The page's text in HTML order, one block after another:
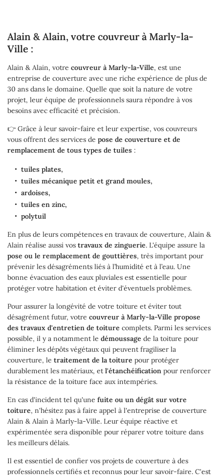
Alain & Alain, votre couvreur à Marly-la-
Ville :
Alain & Alain, votre couvreur à Marly-la-Ville, est une
entreprise de couverture avec une riche expérience de plus de
30 ans dans le domaine. Quelle que soit la nature de votre
projet, leur équipe de professionnels saura répondre à vos
besoins avec efficacité et précision.
👉 Grâce à leur savoir-faire et leur expertise, vos couvreurs
vous offrent des services de pose de couverture et de
remplacement de tous types de tuiles :
tuiles plates,
tuiles mécanique petit et grand moules,
ardoises,
tuiles en zinc,
polytuil
En plus de leurs compétences en travaux de couverture, Alain &
Alain réalise aussi vos travaux de zinguerie. L'équipe assure la
pose ou le remplacement de gouttières, très important pour
prévenir les désagréments liés à l’humidité et à l’eau. Une
bonne évacuation des eaux pluviales est essentielle pour
protéger votre habitation et éviter d'éventuels problèmes.
Pour assurer la longévité de votre toiture et éviter tout
désagrément futur, votre couvreur à Marly-la-Ville propose
des travaux d'entretien de toiture complets. Parmi les services
possible, il y a notamment le démoussage de la toiture pour
éliminer les dépôts végétaux qui peuvent fragiliser la
couverture, le traitement de la toiture pour protéger
durablement les matériaux, et l'étanchéification pour renforcer
la résistance de la toiture face aux intempéries.
En cas d'incident tel qu'une fuite ou un dégât sur votre
toiture, n'hésitez pas à faire appel à l'entreprise de couverture
Alain & Alain à Marly-la-Ville. Leur équipe réactive et
expérimentée sera disponible pour réparer votre toiture dans
les meilleurs délais.
Il est essentiel de confier vos projets de couverture à des
professionnels certifiés et reconnus pour leur savoir-faire. C'est